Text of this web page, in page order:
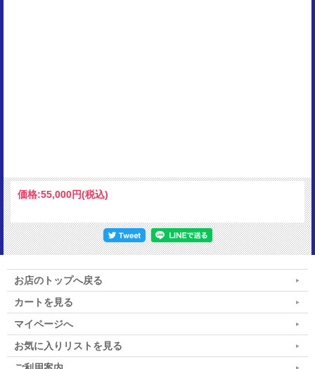
価格:55,000円(税込)
お店のトップへ戻る
カートを見る
マイページへ
お気に入りリストを見る